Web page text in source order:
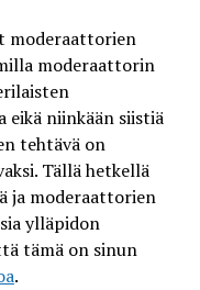
moderaattorien
moderaattorin
eikä niinkään siistiä
tehtävä on
Tällä hetkellä
ja moderaattorien
ylläpidon
tämä on sinun
.